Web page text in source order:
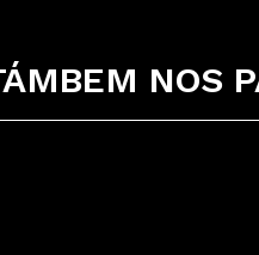
NOS